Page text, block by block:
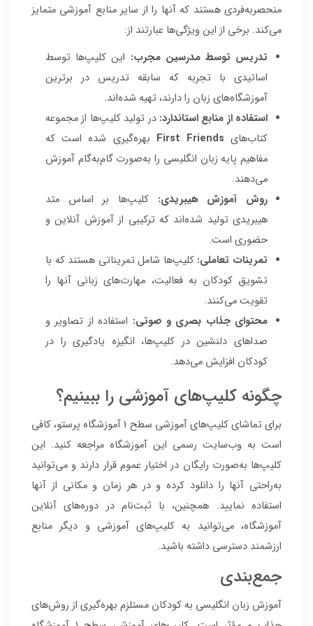
منحصربه‌فردی هستند که آنها را از سایر منابع آموزشی متمایز
می‌کند. برخی از این ویژگی‌ها عبارتند از:
تدریس توسط مدرسین مجرب: این کلیپ‌ها توسط
اساتیدی با تجربه که سابقه تدریس در برترین
آموزشگاه‌های زبان را دارند، تهیه شده‌اند.
استفاده از منابع استاندارد: در تولید کلیپ‌ها از مجموعه
کتاب‌های First Friends بهره‌گیری شده است که
مفاهیم پایه زبان انگلیسی را به‌صورت گام‌به‌گام آموزش
می‌دهند.
روش آموزش هیبریدی: کلیپ‌ها بر اساس متد
هیبریدی تولید شده‌اند که ترکیبی از آموزش آنلاین و
حضوری است.
تمرینات تعاملی: کلیپ‌ها شامل تمریناتی هستند که با
تشویق کودکان به فعالیت، مهارت‌های زبانی آنها را
تقویت می‌کنند.
محتوای جذاب بصری و صوتی: استفاده از تصاویر و
صداهای دلنشین در کلیپ‌ها، انگیزه یادگیری را در
کودکان افزایش می‌دهد.
چگونه کلیپ‌های آموزشی را ببینیم؟
برای تماشای کلیپ‌های آموزشی سطح 1 آموزشگاه پرستو، کافی
است به وب‌سایت رسمی این آموزشگاه مراجعه کنید. این
کلیپ‌ها به‌صورت رایگان در اختیار عموم قرار دارند و می‌توانید
به‌راحتی آنها را دانلود کرده و در هر زمان و مکانی از آنها
استفاده نمایید. همچنین، با ثبت‌نام در دوره‌های آنلاین
آموزشگاه، می‌توانید به کلیپ‌های آموزشی و دیگر منابع
ارزشمند دسترسی داشته باشید.
جمع‌بندی
آموزش زبان انگلیسی به کودکان مستلزم بهره‌گیری از روش‌های